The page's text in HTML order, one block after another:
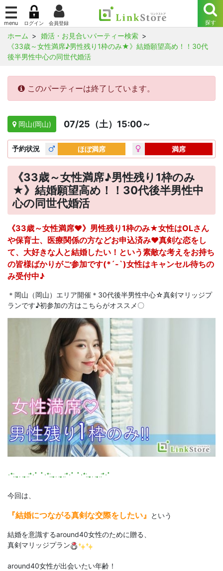
ホーム
婚活・お見合いパーティー検索
《33歳～女性満席♪男性残り1枠のみ★》結婚願望高め！！30代
後半男性中心の同世代婚活
このパーティーは終了しています。
岡山(岡山) 07/25（土）15:00～
予約状況 ほぼ満席 満席
《33歳～女性満席♪男性残り1枠のみ
★》結婚願望高め！！30代後半男性中
心の同世代婚活
《33歳～女性満席♥》男性残り1枠のみ★女性はOLさん
や保育士、医療関係の方などお申込済み♥真剣な恋をし
て、大好きな人と結婚したい！という素敵な考えをお持ち
の皆様ばかりがご参加です(*´-`)女性はキャンセル待ちの
み受付中♪
＊岡山（岡山）エリア開催＊30代後半男性中心☆真剣マリッジプ
ランです♪初参加の方はこちらがオススメ〇
･*:.｡. .｡.:*･゜ﾟ･*:.｡. .｡.:*･゜ﾟ･*:.｡. .｡.:*･゜
今回は、
『結婚につながる真剣な交際をしたい』 という
結婚を意識するaround40女性のために贈る、
真剣マリッジプラン
around40女性が出会いたい年齢！